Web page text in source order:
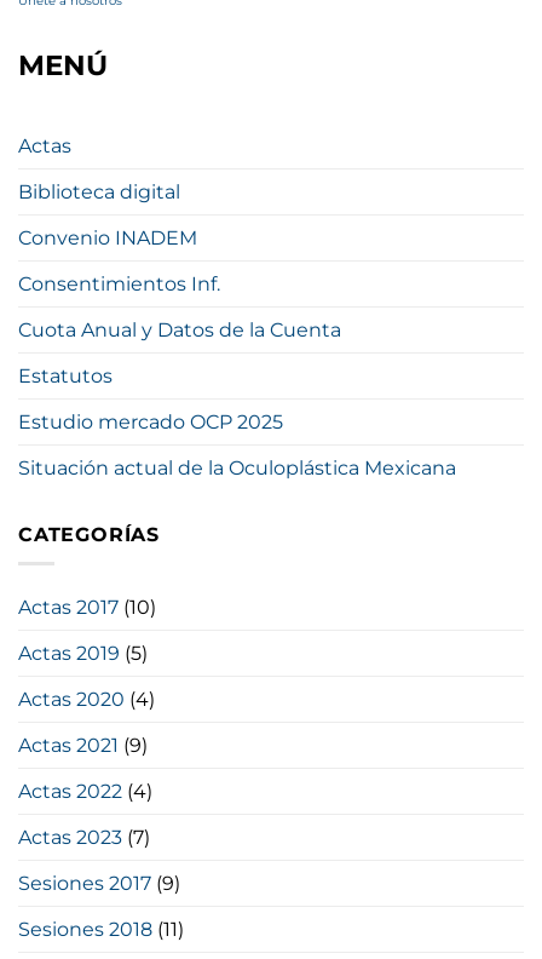
MENÚ
Actas
Biblioteca digital
Convenio INADEM
Consentimientos Inf.
Cuota Anual y Datos de la Cuenta
Estatutos
Estudio mercado OCP 2025
Situación actual de la Oculoplástica Mexicana
CATEGORÍAS
Actas 2017 (10)
Actas 2019 (5)
Actas 2020 (4)
Actas 2021 (9)
Actas 2022 (4)
Actas 2023 (7)
Sesiones 2017 (9)
Sesiones 2018 (11)